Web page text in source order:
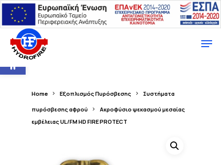
Ανοίξτε τη γραμμή εργαλείων
Home Εξοπλισμός Πυρόσβεσης Συστήματα
πυρόσβεσης αφρού
Ακροφύσιο ψεκασμού μεσαίας
εμβέλειας UL/FM HD FIRE PROTECT